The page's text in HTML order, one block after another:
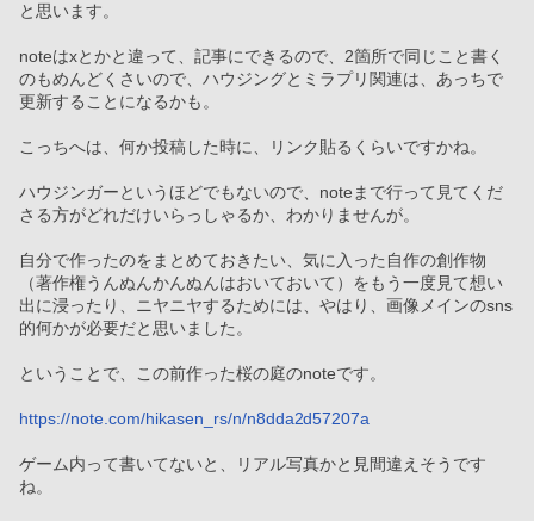
と思います。
noteはxとかと違って、記事にできるので、2箇所で同じこと書く
のもめんどくさいので、ハウジングとミラプリ関連は、あっちで
更新することになるかも。
こっちへは、何か投稿した時に、リンク貼るくらいですかね。
ハウジンガーというほどでもないので、noteまで行って見てくだ
さる方がどれだけいらっしゃるか、わかりませんが。
自分で作ったのをまとめておきたい、気に入った自作の創作物
（著作権うんぬんかんぬんはおいておいて）をもう一度見て想い
出に浸ったり、ニヤニヤするためには、やはり、画像メインのsns
的何かが必要だと思いました。
ということで、この前作った桜の庭のnoteです。
https://note.com/hikasen_rs/n/n8dda2d57207a
ゲーム内って書いてないと、リアル写真かと見間違えそうです
ね。